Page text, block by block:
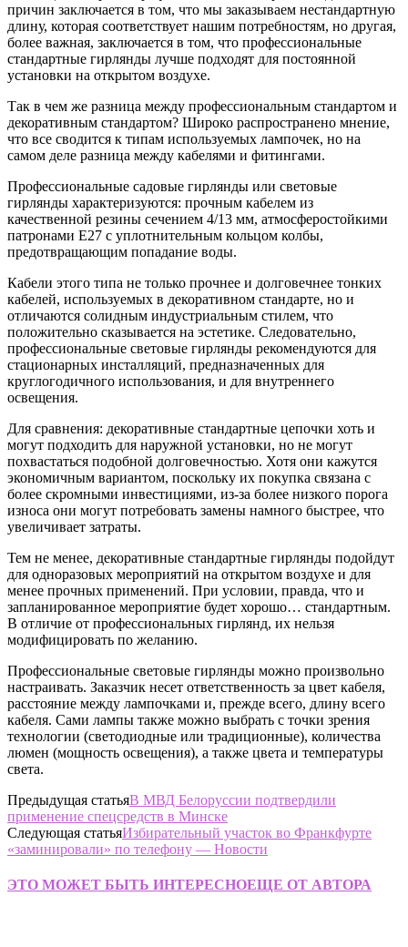
причин заключается в том, что мы заказываем нестандартную
длину, которая соответствует нашим потребностям, но другая,
более важная, заключается в том, что профессиональные
стандартные гирлянды лучше подходят для постоянной
установки на открытом воздухе.
Так в чем же разница между профессиональным стандартом и
декоративным стандартом? Широко распространено мнение,
что все сводится к типам используемых лампочек, но на
самом деле разница между кабелями и фитингами.
Профессиональные садовые гирлянды или световые
гирлянды характеризуются: прочным кабелем из
качественной резины сечением 4/13 мм, атмосферостойкими
патронами E27 с уплотнительным кольцом колбы,
предотвращающим попадание воды.
Кабели этого типа не только прочнее и долговечнее тонких
кабелей, используемых в декоративном стандарте, но и
отличаются солидным индустриальным стилем, что
положительно сказывается на эстетике. Следовательно,
профессиональные световые гирлянды рекомендуются для
стационарных инсталляций, предназначенных для
круглогодичного использования, и для внутреннего
освещения.
Для сравнения: декоративные стандартные цепочки хоть и
могут подходить для наружной установки, но не могут
похвастаться подобной долговечностью. Хотя они кажутся
экономичным вариантом, поскольку их покупка связана с
более скромными инвестициями, из-за более низкого порога
износа они могут потребовать замены намного быстрее, что
увеличивает затраты.
Тем не менее, декоративные стандартные гирлянды подойдут
для одноразовых мероприятий на открытом воздухе и для
менее прочных применений. При условии, правда, что и
запланированное мероприятие будет хорошо… стандартным.
В отличие от профессиональных гирлянд, их нельзя
модифицировать по желанию.
Профессиональные световые гирлянды можно произвольно
настраивать. Заказчик несет ответственность за цвет кабеля,
расстояние между лампочками и, прежде всего, длину всего
кабеля. Сами лампы также можно выбрать с точки зрения
технологии (светодиодные или традиционные), количества
люмен (мощность освещения), а также цвета и температуры
света.
Предыдущая статьяВ МВД Белоруссии подтвердили
применение спецсредств в Минске
Следующая статьяИзбирательный участок во Франкфурте
«заминировали» по телефону — Новости
ЭТО МОЖЕТ БЫТЬ ИНТЕРЕСНОЕЩЕ ОТ АВТОРА